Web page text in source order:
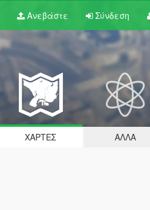
Ανεβάστε Σύνδεση
ΧΆΡΤΕΣ ΆΛΛΑ